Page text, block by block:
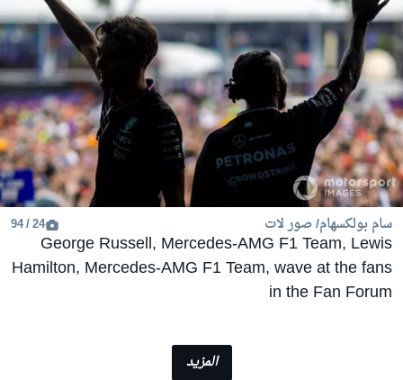
سام بولكسهام/ صور لات 24 / 94
George Russell, Mercedes-AMG F1 Team, Lewis
Hamilton, Mercedes-AMG F1 Team, wave at the fans
in the Fan Forum
المزيد